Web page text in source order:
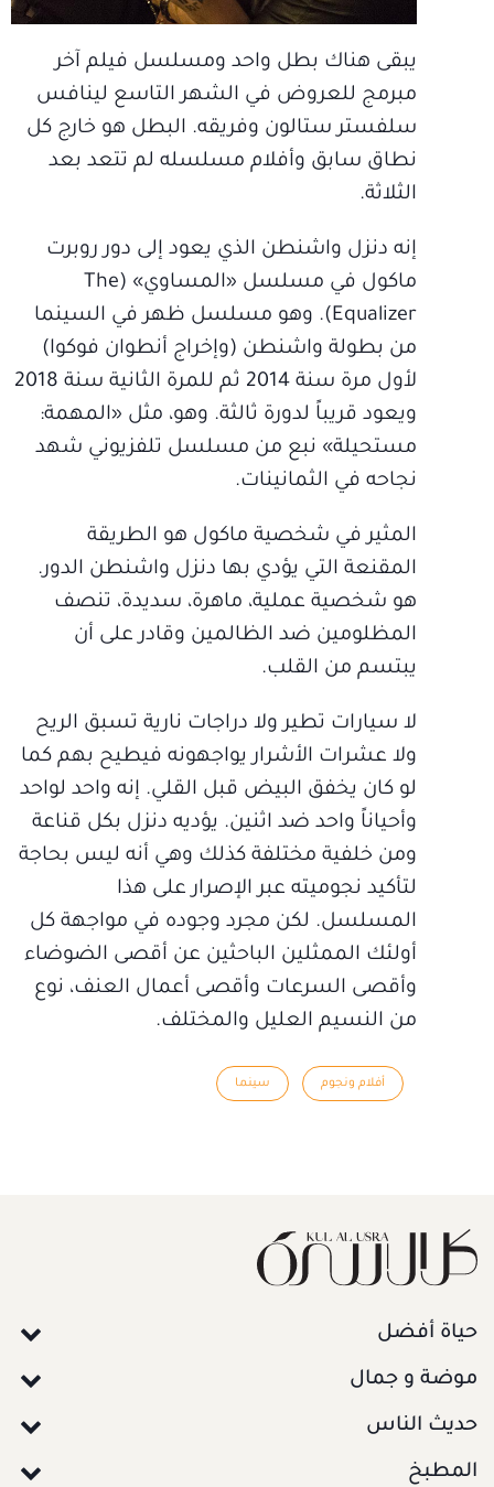
يبقى هناك بطل واحد ومسلسل فيلم آخر
مبرمج للعروض في الشهر التاسع لينافس
سلفستر ستالون وفريقه. البطل هو خارج كل
نطاق سابق وأفلام مسلسله لم تتعد بعد
الثلاثة.
إنه دنزل واشنطن الذي يعود إلى دور روبرت
ماكول في مسلسل «المساوي» (The
Equalizer). وهو مسلسل ظهر في السينما
من بطولة واشنطن (وإخراج أنطوان فوكوا)
لأول مرة سنة 2014 ثم للمرة الثانية سنة 2018
ويعود قريباً لدورة ثالثة. وهو، مثل «المهمة:
مستحيلة» نبع من مسلسل تلفزيوني شهد
نجاحه في الثمانينات.
المثير في شخصية ماكول هو الطريقة
المقنعة التي يؤدي بها دنزل واشنطن الدور.
هو شخصية عملية، ماهرة، سديدة، تنصف
المظلومين ضد الظالمين وقادر على أن
يبتسم من القلب.
لا سيارات تطير ولا دراجات نارية تسبق الريح
ولا عشرات الأشرار يواجهونه فيطيح بهم كما
لو كان يخفق البيض قبل القلي. إنه واحد لواحد
وأحياناً واحد ضد اثنين. يؤديه دنزل بكل قناعة
ومن خلفية مختلفة كذلك وهي أنه ليس بحاجة
لتأكيد نجوميته عبر الإصرار على هذا
المسلسل. لكن مجرد وجوده في مواجهة كل
أولئك الممثلين الباحثين عن أقصى الضوضاء
وأقصى السرعات وأقصى أعمال العنف، نوع
من النسيم العليل والمختلف.
أفلام ونجوم سينما
حياة أفضل
موضة و جمال
حديث الناس
المطبخ